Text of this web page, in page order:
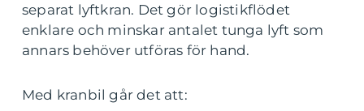
separat lyftkran. Det gör logistikflödet
enklare och minskar antalet tunga lyft som
annars behöver utföras för hand.
Med kranbil går det att: